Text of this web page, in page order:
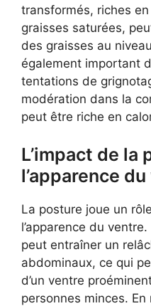
transformés, riches
graisses saturées,
des graisses au
également important
tentations de
modération dans la
peut être riche en
L’impact de la
l’apparence
La posture joue un
l’apparence du
peut entraîner un
abdominaux, ce qui
d’un ventre
personnes minces.